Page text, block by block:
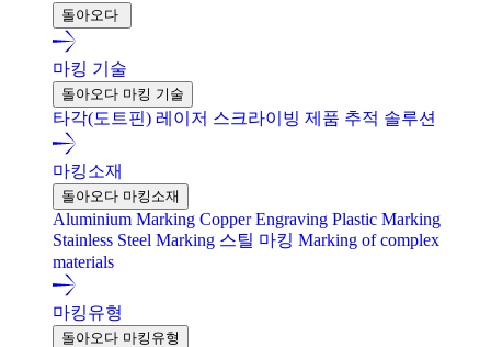
돌아오다
마킹 기술
돌아오다 마킹 기술
타각(도트핀) 레이저 스크라이빙 제품 추적 솔루션
마킹소재
돌아오다 마킹소재
Aluminium Marking Copper Engraving Plastic Marking
Stainless Steel Marking 스틸 마킹 Marking of complex
materials
마킹유형
돌아오다 마킹유형